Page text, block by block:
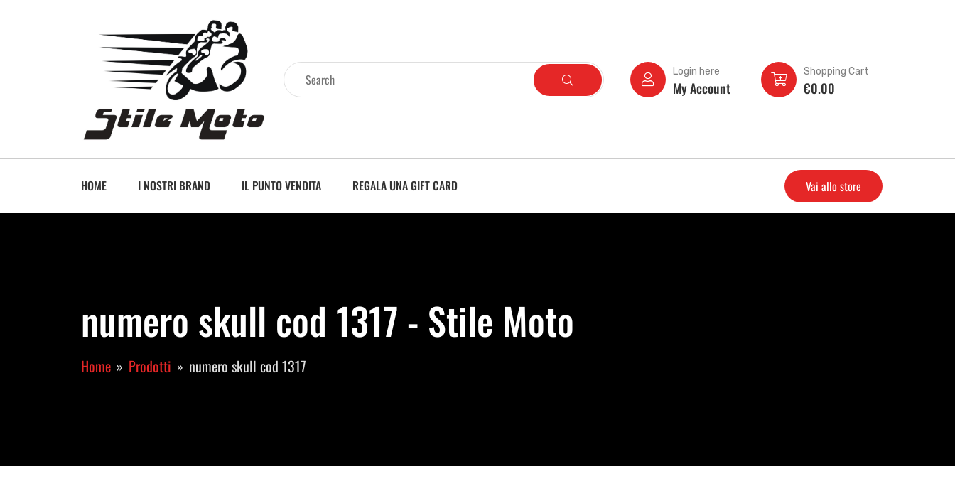
Login here
My Account
Shopping Cart
€0.00
HOME I NOSTRI BRAND IL PUNTO VENDITA REGALA UNA GIFT CARD Vai allo store
numero skull cod 1317 - Stile Moto
Home Prodotti numero skull cod 1317